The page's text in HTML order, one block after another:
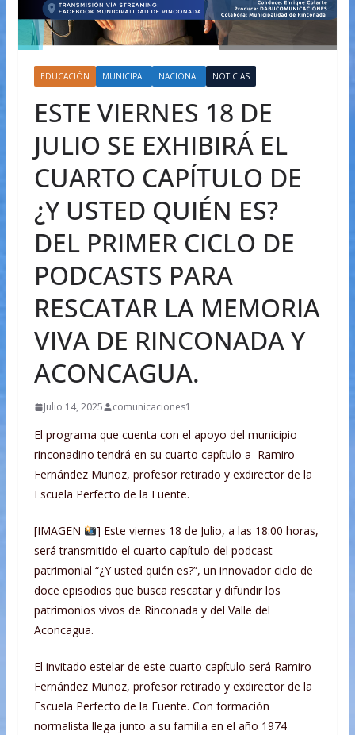
EDUCACIÓN MUNICIPAL NACIONAL NOTICIAS
ESTE VIERNES 18 DE
JULIO SE EXHIBIRÁ EL
CUARTO CAPÍTULO DE
¿Y USTED QUIÉN ES?
DEL PRIMER CICLO DE
PODCASTS PARA
RESCATAR LA MEMORIA
VIVA DE RINCONADA Y
ACONCAGUA.
Julio 14, 2025 comunicaciones1
El programa que cuenta con el apoyo del municipio
rinconadino tendrá en su cuarto capítulo a Ramiro
Fernández Muñoz, profesor retirado y exdirector de la
Escuela Perfecto de la Fuente.
[IMAGEN
] Este viernes 18 de Julio, a las 18:00 horas,
será transmitido el cuarto capítulo del podcast
patrimonial “¿Y usted quién es?”, un innovador ciclo de
doce episodios que busca rescatar y difundir los
patrimonios vivos de Rinconada y del Valle del
Aconcagua.
El invitado estelar de este cuarto capítulo será Ramiro
Fernández Muñoz, profesor retirado y exdirector de la
Escuela Perfecto de la Fuente. Con formación
normalista llega junto a su familia en el año 1974